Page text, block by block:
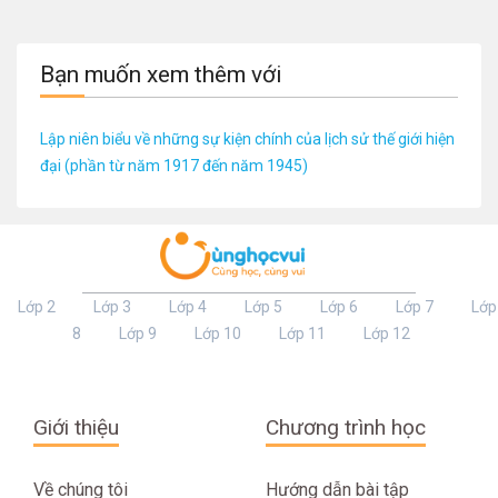
Bạn muốn xem thêm với
Lập niên biểu về những sự kiện chính của lịch sử thế giới hiện
đại (phần từ năm 1917 đến năm 1945)
Lớp 2 Lớp 3 Lớp 4 Lớp 5 Lớp 6 Lớp 7
Lớp
8
Lớp 9 Lớp 10 Lớp 11 Lớp 12
Giới thiệu
Về chúng tôi
Chương trình học
Hướng dẫn bài tập